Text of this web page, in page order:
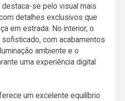
destaca-se pelo visual mais
detalhes exclusivos que
em estrada. No interior, o
com acabamentos
ambiente e o
uma experiência digital
um excelente equilíbrio